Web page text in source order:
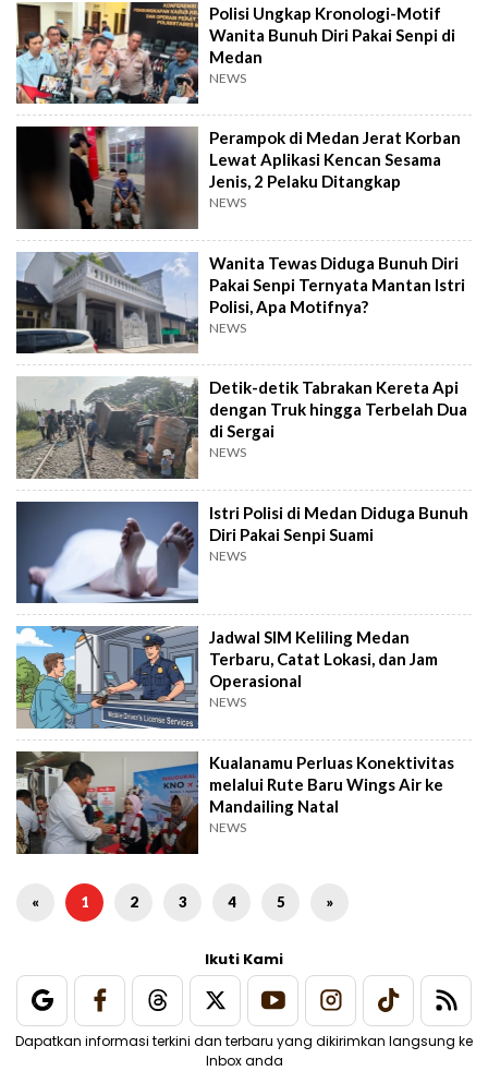
Polisi Ungkap Kronologi-Motif
Wanita Bunuh Diri Pakai Senpi di
Medan
NEWS
Perampok di Medan Jerat Korban
Lewat Aplikasi Kencan Sesama
Jenis, 2 Pelaku Ditangkap
NEWS
Wanita Tewas Diduga Bunuh Diri
Pakai Senpi Ternyata Mantan Istri
Polisi, Apa Motifnya?
NEWS
Detik-detik Tabrakan Kereta Api
dengan Truk hingga Terbelah Dua
di Sergai
NEWS
Istri Polisi di Medan Diduga Bunuh
Diri Pakai Senpi Suami
NEWS
Jadwal SIM Keliling Medan
Terbaru, Catat Lokasi, dan Jam
Operasional
NEWS
Kualanamu Perluas Konektivitas
melalui Rute Baru Wings Air ke
Mandailing Natal
NEWS
« 1 2 3 4 5 »
Ikuti Kami
Dapatkan informasi terkini dan terbaru yang dikirimkan langsung ke
Inbox anda